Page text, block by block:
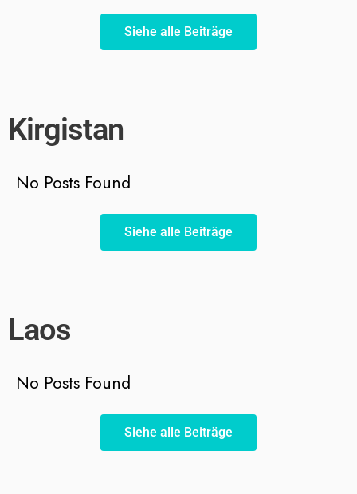
Siehe alle Beiträge
Kirgistan
No Posts Found
Siehe alle Beiträge
Laos
No Posts Found
Siehe alle Beiträge